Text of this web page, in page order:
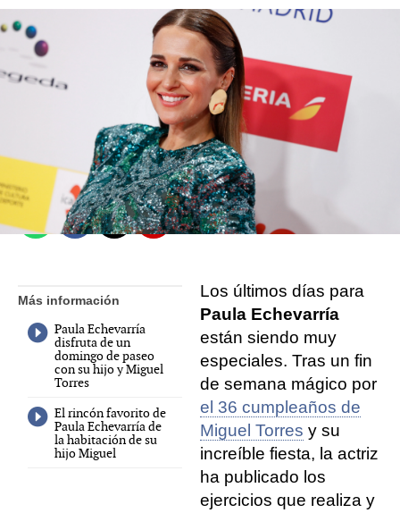
Paula San José
Madrid
Publicado:01 de febrero de 2022, 15:34
WhatsappFacebook
X Flipboard
Más información
Paula Echevarría
disfruta de un
domingo de paseo
con su hijo y Miguel
Torres
El rincón favorito de
Paula Echevarría de
la habitación de su
hijo Miguel
Los últimos días para
Paula Echevarría
están siendo muy
especiales. Tras un fin
de semana mágico por
el 36 cumpleaños de
Miguel Torres y su
increíble fiesta, la actriz
ha publicado los
ejercicios que realiza y